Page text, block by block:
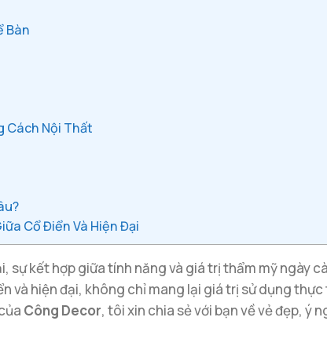
Bàn
Cách Nội Thất
Cổ Điển Và Hiện Đại
sự kết hợp giữa tính năng và giá trị thẩm mỹ ngày
và hiện đại, không chỉ mang lại giá trị sử dụng
Công Decor, tôi xin chia sẻ với bạn về vẻ đẹp, ý